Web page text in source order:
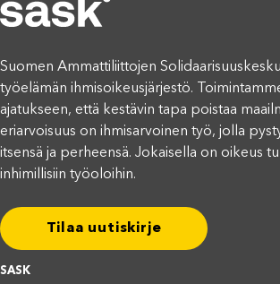
Suomen Ammattiliittojen
työelämän ihmisoikeusjärjestö.
ajatukseen, että kestävin tapa poistaa
eriarvoisuus on ihmisarvoinen työ, jolla
itsensä ja perheensä. Jokaisella on oikeus
inhimillisiin työoloihin.
Tilaa uutiskirje
SASK